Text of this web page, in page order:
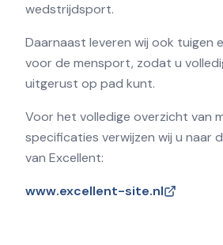
wedstrijdsport.
Daarnaast leveren wij ook tuigen
voor de mensport, zodat u
uitgerust op pad kunt.
Voor het volledige overzicht van
specificaties verwijzen wij u naar
van Excellent:
www.excellent-site.nl